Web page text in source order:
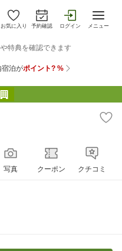
お気に入り 予約確認 ログイン メニュー
写真 クーポン クチコミ